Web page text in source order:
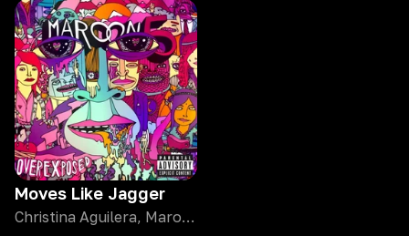
Moves Like Jagger
Christina Aguilera, Maroon 5